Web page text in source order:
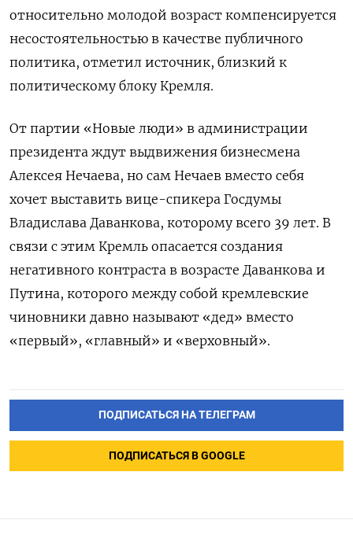
относительно молодой возраст компенсируется
несостоятельностью в качестве публичного
политика, отметил источник, близкий к
политическому блоку Кремля.
От партии «Новые люди» в администрации
президента ждут выдвижения бизнесмена
Алексея Нечаева, но сам Нечаев вместо себя
хочет выставить вице-спикера Госдумы
Владислава Даванкова, которому всего 39 лет. В
связи с этим Кремль опасается создания
негативного контраста в возрасте Даванкова и
Путина, которого между собой кремлевские
чиновники давно называют «дед» вместо
«первый», «главный» и «верховный».
ПОДПИСАТЬСЯ НА ТЕЛЕГРАМ
ПОДПИСАТЬСЯ В GOOGLE